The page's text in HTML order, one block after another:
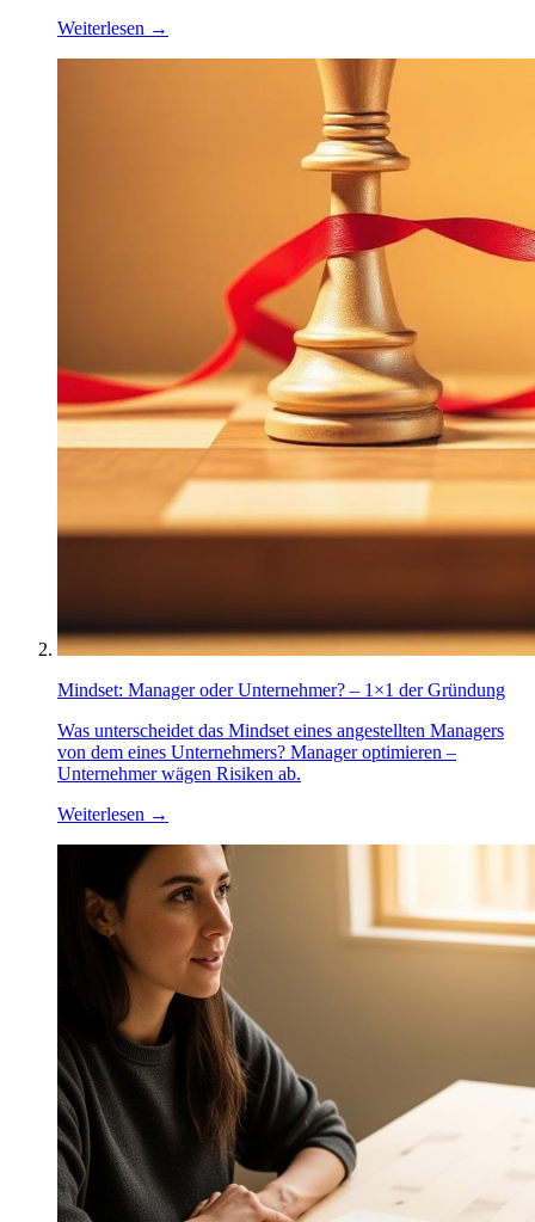
Weiterlesen →
Mindset: Manager oder Unternehmer? – 1×1 der Gründung
Was unterscheidet das Mindset eines angestellten Managers
von dem eines Unternehmers? Manager optimieren –
Unternehmer wägen Risiken ab.
Weiterlesen →